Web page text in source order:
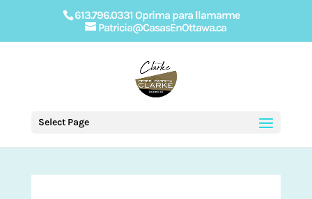
613.796.0331 Oprima para llamarme
Patricia@CasasEnOttawa.ca
Select Page